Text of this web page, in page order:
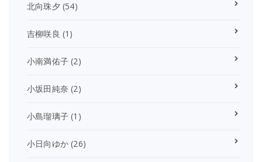
北向珠夕 (54)
吉柳咲良 (1)
小南満佑子 (2)
小坂田純奈 (2)
小島瑠璃子 (1)
小日向ゆか (26)